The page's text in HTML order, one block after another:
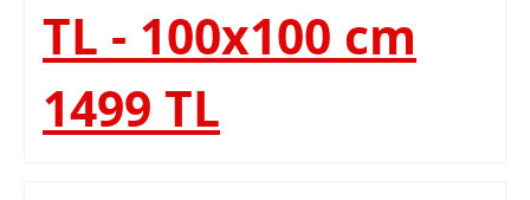
TL - 100x100 cm
1499 TL